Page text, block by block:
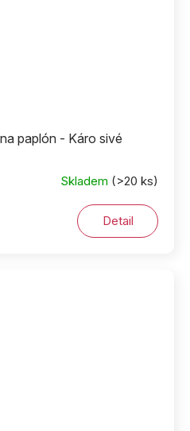
paplón - Káro sivé
Skladem (>20 ks)
Detail